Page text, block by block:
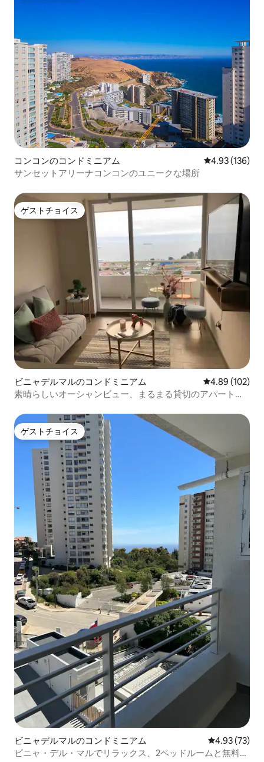
コンコンのコンドミニアム レビュー136
4.93 (136)
サンセットアリーナコンコンのユニークな場所
ゲストチョイス
ゲストチョイス
ビニャデルマルのコンドミニアム レビュー102
4.89 (102)
素晴らしいオーシャンビュー、まるまる貸切のアパート、
ゲストチョイス
ゲストチョイス
ビニャデルマルのコンドミニアム レビュー73
4.93 (73)
ビニャ・デル・マルでリラックス、2ベッドルームと無料駐